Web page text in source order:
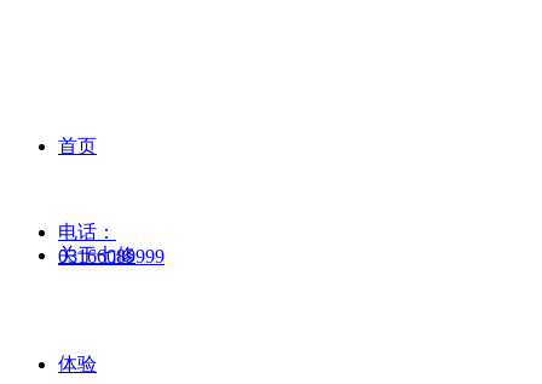
首页
关于七修
体验
电话：
03166089999